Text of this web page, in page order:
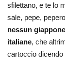
sfilettano, e te lo
sale, pepe,
nessun
italiane, che
cartoccio dicendo